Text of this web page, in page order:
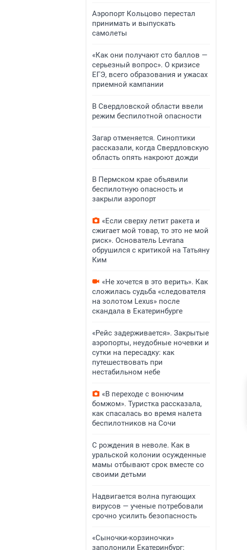
Аэропорт Кольцово перестал
принимать и выпускать
самолеты
«Как они получают сто баллов —
серьезный вопрос». О кризисе
ЕГЭ, всего образования и ужасах
приемной кампании
В Свердловской области ввели
режим беспилотной опасности
Загар отменяется. Синоптики
рассказали, когда Свердловскую
область опять накроют дожди
В Пермском крае объявили
беспилотную опасность и
закрыли аэропорт
«Если сверху летит ракета и
сжигает мой товар, то это не мой
риск». Основатель Levrana
обрушился с критикой на Татьяну
Ким
«Не хочется в это верить». Как
сложилась судьба «следователя
на золотом Lexus» после
скандала в Екатеринбурге
«Рейс задерживается». Закрытые
аэропорты, неудобные ночевки и
сутки на пересадку: как
путешествовать при
нестабильном небе
«В переходе с вонючим
бомжом». Туристка рассказала,
как спасалась во время налета
беспилотников на Сочи
С рождения в неволе. Как в
уральской колонии осужденные
мамы отбывают срок вместе со
своими детьми
Надвигается волна пугающих
вирусов — ученые потребовали
срочно усилить безопасность
«Сыночки-корзиночки»
заполонили Екатеринбург: